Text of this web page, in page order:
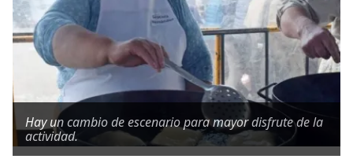
Hay un cambio de escenario para mayor disfrute de la
actividad.